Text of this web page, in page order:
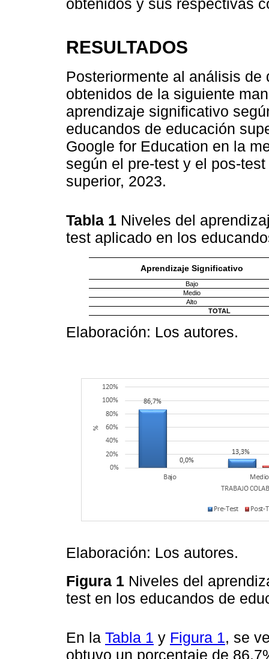
obtenidos y sus respectivas
RESULTADOS
Posteriormente al análisis
obtenidos de la siguiente
aprendizaje significativo
educandos de educación
Google for Education en la
según el pre-test y el pos-
superior, 2023.
Tabla 1 Niveles del
test aplicado en los
Aprendizaje Significativo
Bajo
Medio
Alto
TOTAL
Elaboración: Los autores.
Elaboración: Los autores.
Figura 1 Niveles del
test en los educandos de
En la Tabla 1 y Figura 1, se
obtuvo un porcentaje de